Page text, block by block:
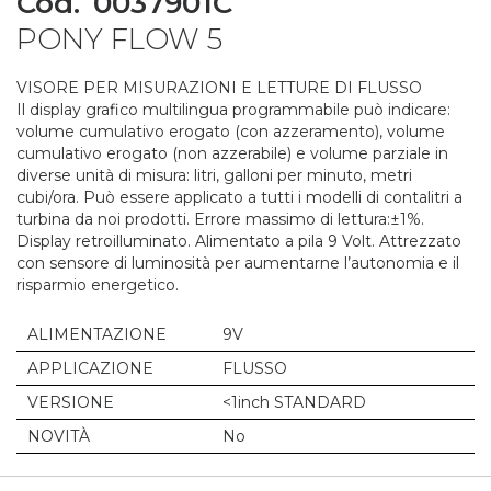
PONY FLOW 5
VISORE PER MISURAZIONI E LETTURE DI FLUSSO
Il display grafico multilingua programmabile può indicare:
volume cumulativo erogato (con azzeramento), volume
cumulativo erogato (non azzerabile) e volume parziale in
diverse unità di misura: litri, galloni per minuto, metri
cubi/ora. Può essere applicato a tutti i modelli di contalitri a
turbina da noi prodotti. Errore massimo di lettura:±1%.
Display retroilluminato. Alimentato a pila 9 Volt. Attrezzato
con sensore di luminosità per aumentarne l’autonomia e il
risparmio energetico.
ALIMENTAZIONE
9V
APPLICAZIONE
FLUSSO
VERSIONE
<1inch STANDARD
NOVITÀ
No
to
the
of
the
images
gallery